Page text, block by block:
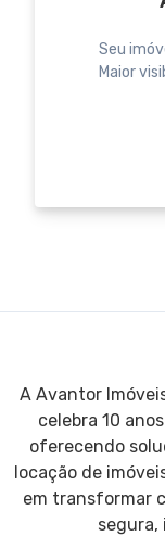
Seu
Maior
A Avantor
celebra 10
oferecendo
locação de
em transformar
segura,